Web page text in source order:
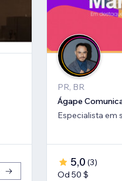
PR, BR
Ágape
Especialista em
5,0 (3)
Od 50 $